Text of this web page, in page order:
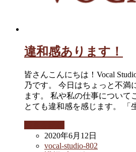
違和感あります！
皆さんこんにちは！Vocal
乃です。 今日はちょっと不満
ます。 私や私の仕事について
とても違和感を感じます。 「
2020年6月12日
vocal-studio-802